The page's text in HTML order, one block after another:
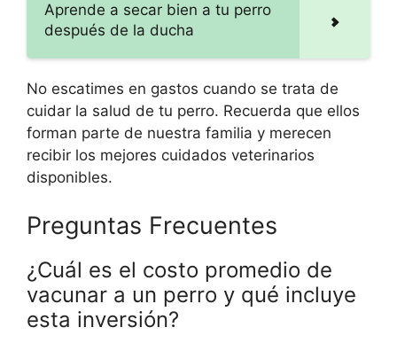
Aprende a secar bien a tu perro
después de la ducha
No escatimes en gastos cuando se trata de
cuidar la salud de tu perro. Recuerda que ellos
forman parte de nuestra familia y merecen
recibir los mejores cuidados veterinarios
disponibles.
Preguntas Frecuentes
¿Cuál es el costo promedio de
vacunar a un perro y qué incluye
esta inversión?